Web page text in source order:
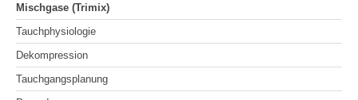
Mischgase (Trimix)
Tauchphysiologie
Dekompression
Tauchgangsplanung